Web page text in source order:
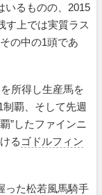
いるものの、2015
す上では実質ラス
の中の1頭であ
所得し生産馬を
覇、そして先週
”したファインニ
る ゴドルフィン
った松若風馬騎手